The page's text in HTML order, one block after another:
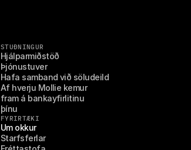
STUÐNINGUR
Hjálparmiðstöð
Þjónustuver
Hafa samband við söludeild
Af hverju Mollie kemur
fram á bankayfirlitinu
þínu
FYRIRTÆKI
Um okkur
Starfsferlar